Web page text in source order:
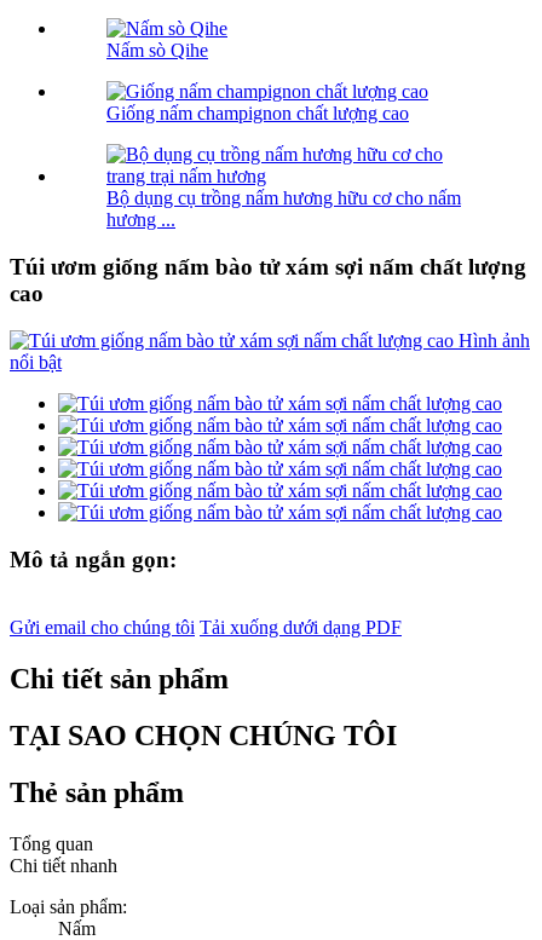
Nấm sò Qihe
Giống nấm champignon chất lượng cao
Bộ dụng cụ trồng nấm hương hữu cơ cho nấm
hương ...
Túi ươm giống nấm bào tử xám sợi nấm chất lượng
cao
Mô tả ngắn gọn:
Gửi email cho chúng tôi Tải xuống dưới dạng PDF
Chi tiết sản phẩm
TẠI SAO CHỌN CHÚNG TÔI
Thẻ sản phẩm
Tổng quan
Chi tiết nhanh
Loại sản phẩm:
Nấm